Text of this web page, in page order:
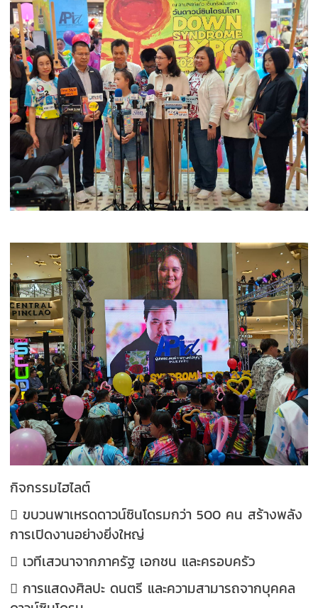
กิจกรรมไฮไลต์
 ขบวนพาเหรดดาวน์ซินโดรมกว่า 500 คน สร้างพลัง
การเปิดงานอย่างยิ่งใหญ่
 เวทีเสวนาจากภาครัฐ เอกชน และครอบครัว
 การแสดงศิลปะ ดนตรี และความสามารถจากบุคคล